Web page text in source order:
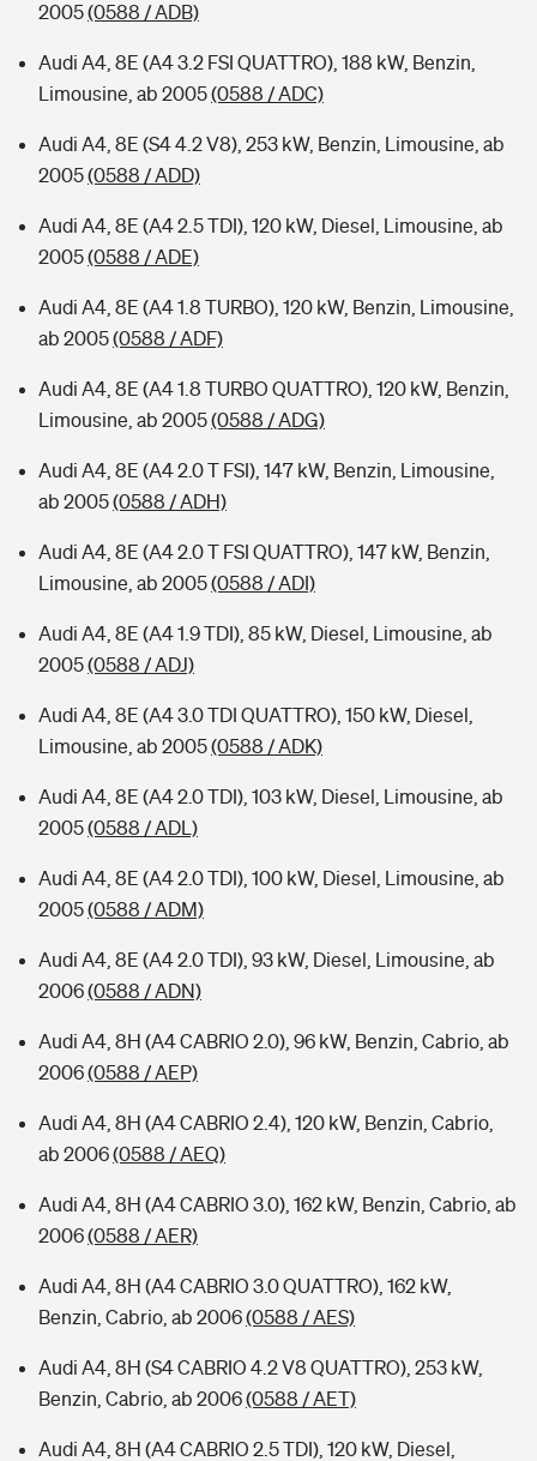
2005(0588 / ADB)
Audi A4, 8E (A4 3.2 FSI QUATTRO), 188 kW, Benzin,
Limousine, ab 2005(0588 / ADC)
Audi A4, 8E (S4 4.2 V8), 253 kW, Benzin, Limousine, ab
2005(0588 / ADD)
Audi A4, 8E (A4 2.5 TDI), 120 kW, Diesel, Limousine, ab
2005(0588 / ADE)
Audi A4, 8E (A4 1.8 TURBO), 120 kW, Benzin, Limousine,
ab 2005(0588 / ADF)
Audi A4, 8E (A4 1.8 TURBO QUATTRO), 120 kW, Benzin,
Limousine, ab 2005(0588 / ADG)
Audi A4, 8E (A4 2.0 T FSI), 147 kW, Benzin, Limousine,
ab 2005(0588 / ADH)
Audi A4, 8E (A4 2.0 T FSI QUATTRO), 147 kW, Benzin,
Limousine, ab 2005(0588 / ADI)
Audi A4, 8E (A4 1.9 TDI), 85 kW, Diesel, Limousine, ab
2005(0588 / ADJ)
Audi A4, 8E (A4 3.0 TDI QUATTRO), 150 kW, Diesel,
Limousine, ab 2005(0588 / ADK)
Audi A4, 8E (A4 2.0 TDI), 103 kW, Diesel, Limousine, ab
2005(0588 / ADL)
Audi A4, 8E (A4 2.0 TDI), 100 kW, Diesel, Limousine, ab
2005(0588 / ADM)
Audi A4, 8E (A4 2.0 TDI), 93 kW, Diesel, Limousine, ab
2006(0588 / ADN)
Audi A4, 8H (A4 CABRIO 2.0), 96 kW, Benzin, Cabrio, ab
2006(0588 / AEP)
Audi A4, 8H (A4 CABRIO 2.4), 120 kW, Benzin, Cabrio,
ab 2006(0588 / AEQ)
Audi A4, 8H (A4 CABRIO 3.0), 162 kW, Benzin, Cabrio, ab
2006(0588 / AER)
Audi A4, 8H (A4 CABRIO 3.0 QUATTRO), 162 kW,
Benzin, Cabrio, ab 2006(0588 / AES)
Audi A4, 8H (S4 CABRIO 4.2 V8 QUATTRO), 253 kW,
Benzin, Cabrio, ab 2006(0588 / AET)
Audi A4, 8H (A4 CABRIO 2.5 TDI), 120 kW, Diesel,